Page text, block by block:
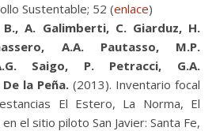
Sustentable; 52 (enlace)
B., A. Galimberti, C. Giarduz, H.
A.A. Pautasso, M.P.
Saigo, P. Petracci, G.A.
la Peña. (2013). Inventario focal
El Estero, La Norma, El
el sitio piloto San Javier: Santa Fe,